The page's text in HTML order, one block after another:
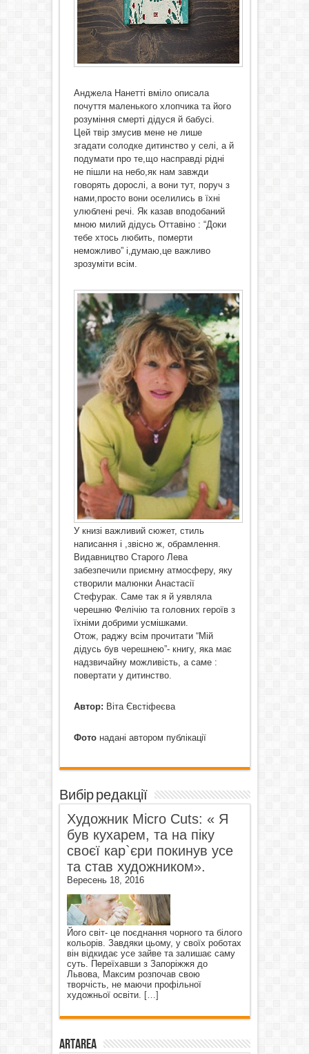
Анджела Нанетті вміло описала
почуття маленького хлопчика та його
розуміння смерті дідуся й бабусі.
Цей твір змусив мене не лише
згадати солодке дитинство у селі, а й
подумати про те,що насправді рідні
не пішли на небо,як нам завжди
говорять дорослі, а вони тут, поруч з
нами,просто вони оселились в їхні
улюблені речі. Як казав вподобаний
мною милий дідусь Оттавіно : “Доки
тебе хтось любить, померти
неможливо” і,думаю,це важливо
зрозуміти всім.
У книзі важливий сюжет, стиль
написання і ,звісно ж, обрамлення.
Видавництво Старого Лева
забезпечили приємну атмосферу, яку
створили малюнки Анастасії
Стефурак. Саме так я й уявляла
черешню Фелічію та головних героїв з
їхніми добрими усмішками.
Отож, раджу всім прочитати “Мій
дідусь був черешнею”- книгу, яка має
надзвичайну можливість, а саме :
повертати у дитинство.
Автор: Віта Євстіфеєва
Фотонадані автором публікації
Вибір редакції
Художник Micro Cuts: « Я
був кухарем, та на піку
своєї кар`єри покинув усе
та став художником».
Вересень 18, 2016
Його світ- це поєднання чорного та білого
кольорів. Завдяки цьому, у своїх роботах
він відкидає усе зайве та залишає саму
суть. Переїхавши з Запоріжжя до
Львова, Максим розпочав свою
творчість, не маючи профільної
художньої освіти.
[…]
ArtArea